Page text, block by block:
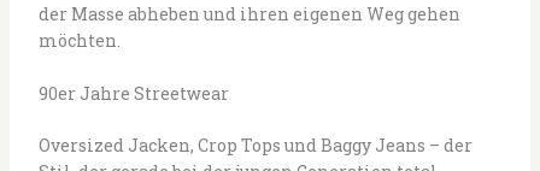
der Masse abheben und ihren eigenen Weg gehen
möchten.
90er Jahre Streetwear
Oversized Jacken, Crop Tops und Baggy Jeans – der